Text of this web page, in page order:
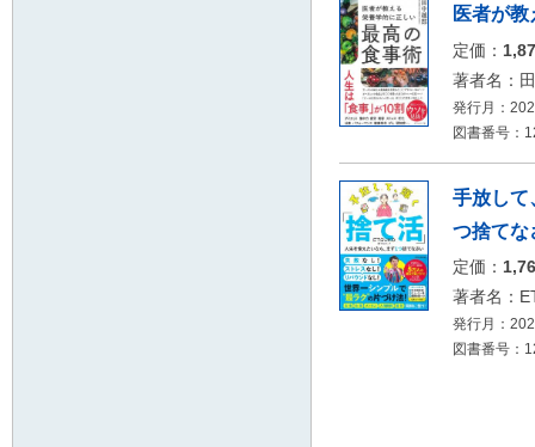
医者が
定価：
著者名：
発行月：
図書番号：
手放して
つ捨てな
定価：
著者名：
発行月：
図書番号：